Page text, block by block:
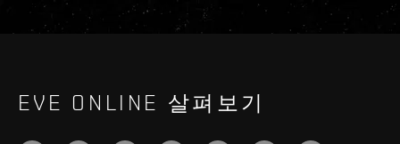
EVE ONLINE 살펴보기